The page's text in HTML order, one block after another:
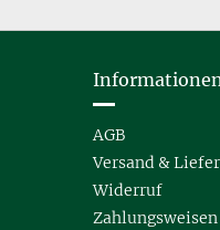
AGB
Versand &
Widerruf
Zahlungsweisen